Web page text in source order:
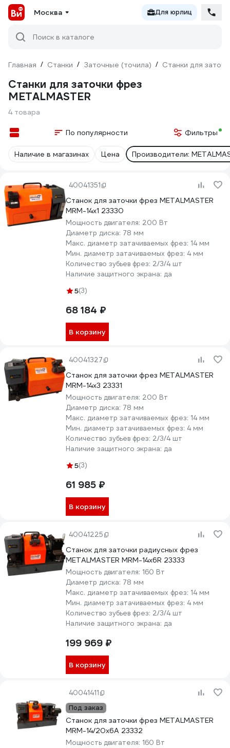
Москва Для юрлиц
Поиск в каталоге
Главная / Станки / Заточные (точила) / Станки для
Станки для заточки фрез
METALMASTER
4 товара
По популярности Фильтры
Наличие в магазинах Цена Производители:
40041351
Cтанок для заточки фрез METALMASTER
MRM-14x1 23330
Мощность двигателя: 200 Вт
Диаметр диска: 78 мм
Макс. диаметр затачиваемых фрез: 14 мм
Мин. диаметр затачиваемых фрез: 4 мм
Количество зубьев фрез: 2/3/4 шт
Наличие защитного экрана: да
5(3)
68 184 ₽
В корзину
40041327
Cтанок для заточки фрез METALMASTER
MRМ-14x3 23331
Мощность двигателя: 200 Вт
Диаметр диска: 78 мм
Макс. диаметр затачиваемых фрез: 14 мм
Мин. диаметр затачиваемых фрез: 4 мм
Количество зубьев фрез: 2/3/4 шт
Наличие защитного экрана: да
5(3)
61 985 ₽
В корзину
40041225
Cтанок для заточки радиусных фрез
METALMASTER MRM-14x6R 23333
Мощность двигателя: 160 Вт
Диаметр диска: 78 мм
Макс. диаметр затачиваемых фрез: 14 мм
Мин. диаметр затачиваемых фрез: 4 мм
Количество зубьев фрез: 2/3/4 шт
Наличие защитного экрана: да
199 969 ₽
В корзину
40041411
Под заказ
Станок для заточки фрез METALMASTER
MRM-14/20x6A 23332
Мощность двигателя: 160 Вт